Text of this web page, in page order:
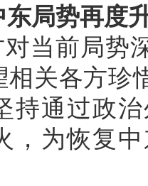
东局势再度
当前局势
相关各方珍
持通过政
，为恢复